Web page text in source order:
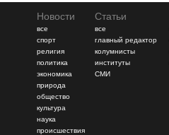
Новости
все
спорт
религия
политика
экономика
природа
общество
культура
наука
происшествия
Статьи
все
главный редактор
колумнисты
институты
СМИ